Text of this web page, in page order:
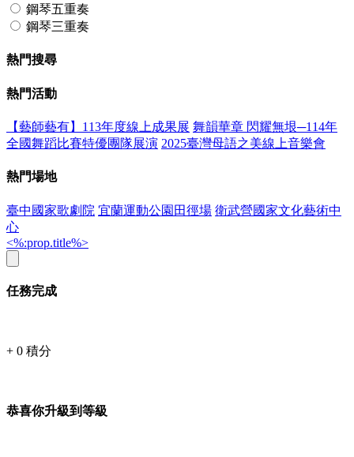
鋼琴五重奏
鋼琴三重奏
熱門搜尋
熱門活動
【藝師藝有】113年度線上成果展 舞韻華章 閃耀無垠─114年
全國舞蹈比賽特優團隊展演 2025臺灣母語之美線上音樂會
熱門場地
臺中國家歌劇院 宜蘭運動公園田徑場 衛武營國家文化藝術中
心
<%:prop.title%>
任務完成
+ 0 積分
恭喜你升級到等級